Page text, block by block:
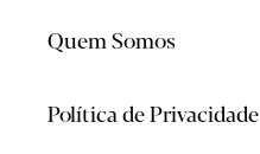
Quem Somos
Política de Privacidade